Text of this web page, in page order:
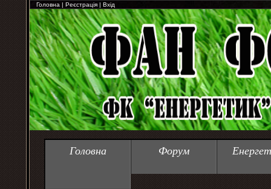
Головна | Реєстрація | Вхід
Головна Форум